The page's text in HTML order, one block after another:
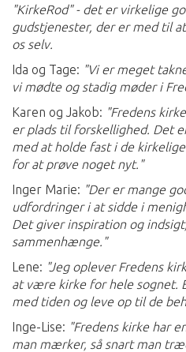
"KirkeRod" - det er virkelige
gudstjenester, der er med til
os selv.
Ida og Tage: "Vi er meget
vi mødte og stadig møder i
Karen og Jakob: "Fredens
er plads til forskellighed. Det
med at holde fast i de
for at prøve noget nyt."
Inger Marie: "Der er mange
udfordringer i at sidde i
Det giver inspiration og
sammenhænge."
Lene: "Jeg oplever Fredens
at være kirke for hele sognet.
med tiden og leve op til de
Inge-Lise: "Fredens kirke har
man mærker, så snart man